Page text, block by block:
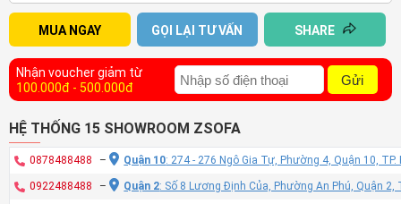
MUA NGAY GỌI LẠI TƯ VẤN SHARE
Nhận voucher giảm từ
100.000đ - 500.000đ
Gửi
HỆ THỐNG 15 SHOWROOM ZSOFA
0878488488 – Quận 10: 274 - 276 Ngô Gia Tự, Phường 4, Quận 10, TP.
0922488488 – Quận 2: Số 8 Lương Định Của, Phường An Phú, Quận 2,